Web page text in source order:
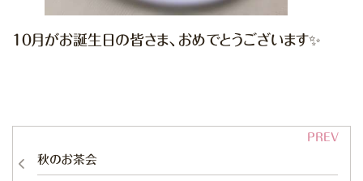
１０月がお誕生日の皆さま、おめでとうございます✨
秋のお茶会